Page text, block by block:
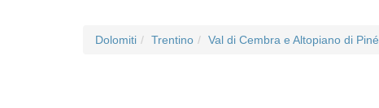
Dolomiti Trentino Val di Cembra e Altopiano di Piné